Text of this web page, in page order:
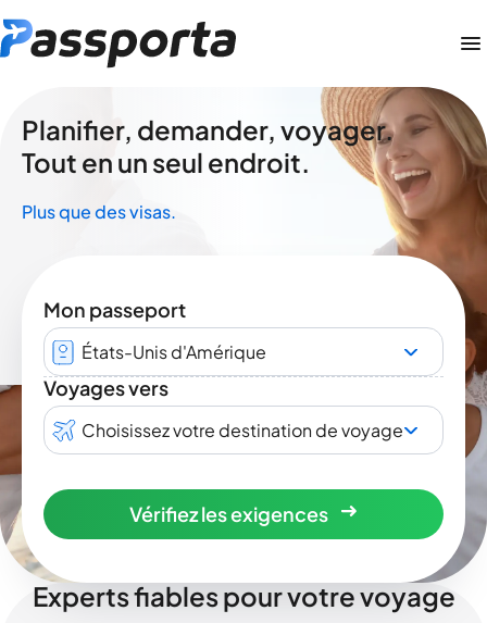
Planifier, demander, voyager.
Tout en un seul endroit.
Plus que des visas.
Mon passeport
États-Unis d'Amérique
Voyages vers
Choisissez votre destination de voyage
Vérifiez les exigences
Experts fiables pour votre voyage